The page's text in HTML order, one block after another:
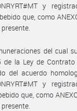
y
que, como
del cual
la Ley de Contrato
del acuerdo
y
que, como